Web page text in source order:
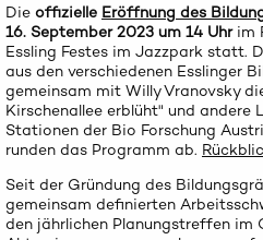
Die offizielle Eröffnung des
16. September 2023 um 14 Uhrim
Essling Festes im Jazzpark statt.
aus den verschiedenen Esslinger
gemeinsam mit Willy Vranovsky
Kirschenallee erblüht" und andere
Stationen der Bio Forschung
runden das Programm ab.
Seit der Gründung des
gemeinsam definierten
den jährlichen Planungstreffen im